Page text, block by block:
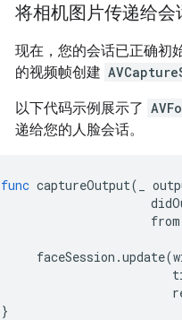
将相机图片传递给会
现在，您的会话已正确初
的视频帧创建
以下代码示例展示了
递给您的人脸会话。
func captureOutput(
from
faceSession .update(
}